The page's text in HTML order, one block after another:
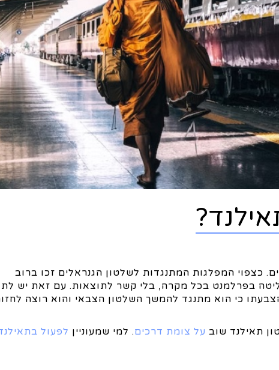
כצפוי המפלגות המתנגדות לשלטון הגנראלים זכו ברוב
בפרלמנט בכל מקרה, בלי קשר לתוצאות. עם זאת יש
כי הוא מתנגד להמשך השלטון הצבאי והוא רוצה
תאילנד שוב על צומת דרכים. למי שמעוניין לפעול